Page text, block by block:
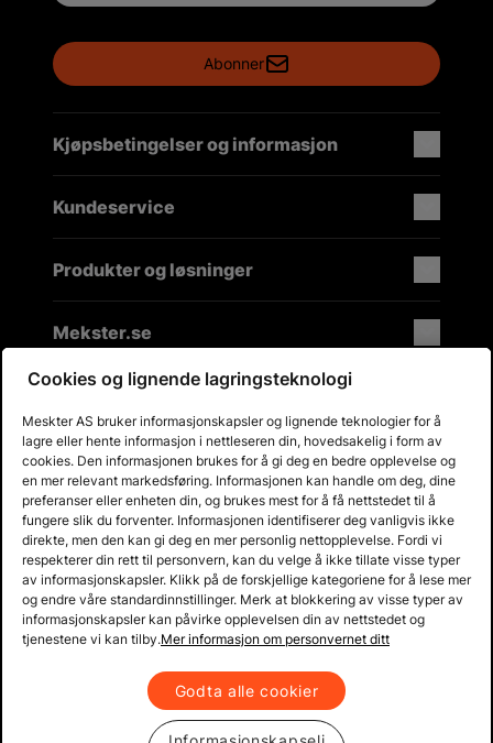
Abonner
Kjøpsbetingelser og informasjon
Kundeservice
Produkter og løsninger
Mekster.se
Prisgaranti på reservedeler
Lager i Sverige
60 dagers åpent kjøp
Gratis returer
Cookies og lignende lagringsteknologi
Meskter AS bruker informasjonskapsler og lignende teknologier for å
lagre eller hente informasjon i nettleseren din, hovedsakelig i form av
cookies. Den informasjonen brukes for å gi deg en bedre opplevelse og
en mer relevant markedsføring. Informasjonen kan handle om deg, dine
preferanser eller enheten din, og brukes mest for å få nettstedet til å
fungere slik du forventer. Informasjonen identifiserer deg vanligvis ikke
direkte, men den kan gi deg en mer personlig nettopplevelse. Fordi vi
respekterer din rett til personvern, kan du velge å ikke tillate visse typer
av informasjonskapsler. Klikk på de forskjellige kategoriene for å lese mer
og endre våre standardinnstillinger. Merk at blokkering av visse typer av
informasjonskapsler kan påvirke opplevelsen din av nettstedet og
tjenestene vi kan tilby.Mer informasjon om personvernet ditt
Godta alle cookier